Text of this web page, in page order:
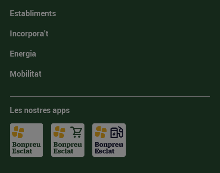
Establiments
Incorpora't
Energia
Mobilitat
Les nostres apps